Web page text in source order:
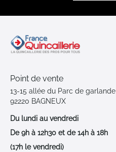
Point de vente
13-15 allée du Parc de garlande
92220 BAGNEUX
Du lundi au vendredi
De 9h à 12h30 et de 14h à 18h
(17h le vendredi)